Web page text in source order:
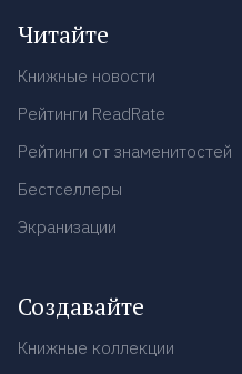
Читайте
Книжные новости
Рейтинги ReadRate
Рейтинги от знаменитостей
Бестселлеры
Экранизации
Создавайте
Книжные коллекции